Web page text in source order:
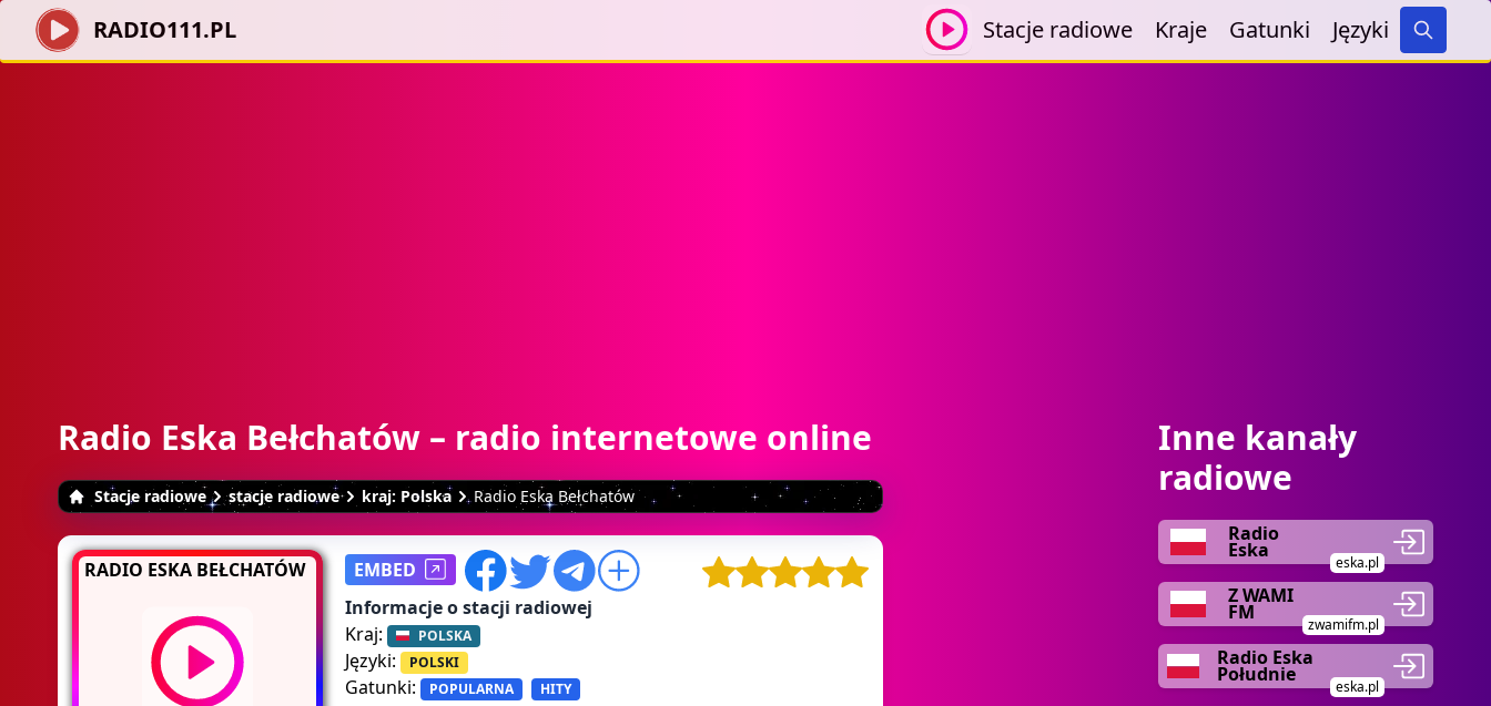
RADIO111.PL Stacje radiowe Kraje Gatunki Języki
Search
Radio Eska Bełchatów – radio internetowe online
Stacje radiowe stacje radiowe kraj: Polska Radio Eska Bełchatów
RADIO ESKA BEŁCHATÓW
EMBED
Informacje o stacji radiowej
Kraj:
POLSKA
Języki: POLSKI
Gatunki: POPULARNA HITY
Inne kanały
radiowe
Radio
Eska
eska.pl
Z WAMI
FM
zwamifm.pl
Radio Eska
Południe
eska.pl